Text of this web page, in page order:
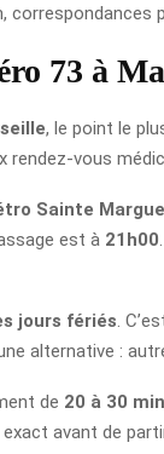
73 à
, le point le
vous
Sainte
est à 21h00
jours fériés .
alternative :
de 20 à 30
exact avant de